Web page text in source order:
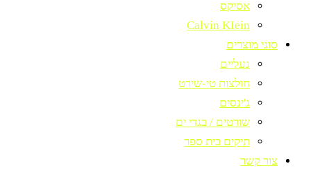
אסיקס
Calvin KIein
סוגי מוצרים
נעליים
חולצות טי-שירט
ג'ינסים
שורטים / בגדי ים
תיקים בית ספר
צור קשר